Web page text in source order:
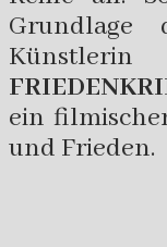
Grundlage
ein
und Frieden.